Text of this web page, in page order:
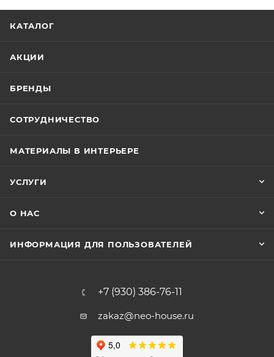
КАТАЛОГ
АКЦИИ
БРЕНДЫ
СОТРУДНИЧЕСТВО
МАТЕРИАЛЫ В ИНТЕРЬЕРЕ
УСЛУГИ
О НАС
ИНФОРМАЦИЯ ДЛЯ ПОЛЬЗОВАТЕЛЕЙ
+7 (930) 386-76-11
zakaz@neo-house.ru